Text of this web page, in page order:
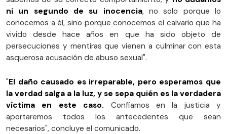
ni un segundo de su inocencia, no solo porque lo
conocemos a él, sino porque conocemos el calvario que ha
vivido desde hace años en que ha sido objeto de
persecuciones y mentiras que vienen a culminar con esta
asquerosa acusación de abuso sexual".
"El daño causado es irreparable, pero esperamos que
la verdad salga a la luz, y se sepa quién es la verdadera
víctima en este caso. Confiamos en la justicia y
aportaremos todos los antecedentes que sean
necesarios", concluye el comunicado.